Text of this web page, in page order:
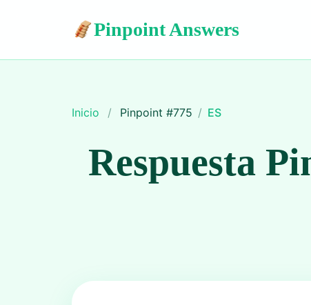
Pinpoint Answers
Inicio / Pinpoint #775 / ES
Respuesta